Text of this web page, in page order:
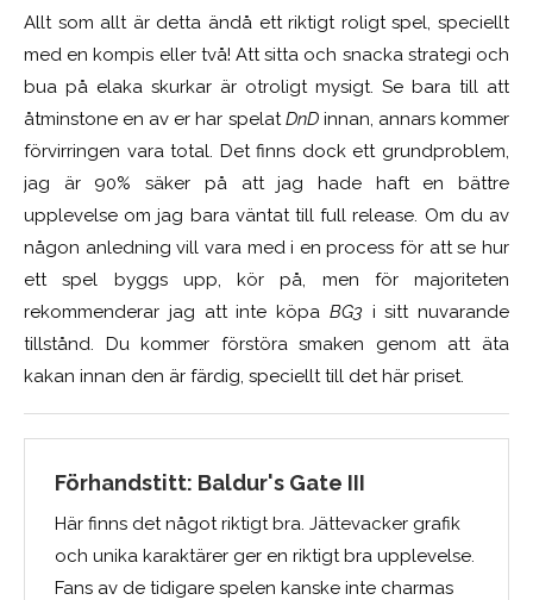
Allt som allt är detta ändå ett riktigt roligt spel, speciellt
med en kompis eller två! Att sitta och snacka strategi och
bua på elaka skurkar är otroligt mysigt. Se bara till att
åtminstone en av er har spelat DnD innan, annars kommer
förvirringen vara total. Det finns dock ett grundproblem,
jag är 90% säker på att jag hade haft en bättre
upplevelse om jag bara väntat till full release. Om du av
någon anledning vill vara med i en process för att se hur
ett spel byggs upp, kör på, men för majoriteten
rekommenderar jag att inte köpa BG3 i sitt nuvarande
tillstånd. Du kommer förstöra smaken genom att äta
kakan innan den är färdig, speciellt till det här priset.
Förhandstitt: Baldur's Gate III
Här finns det något riktigt bra. Jättevacker grafik
och unika karaktärer ger en riktigt bra upplevelse.
Fans av de tidigare spelen kanske inte charmas